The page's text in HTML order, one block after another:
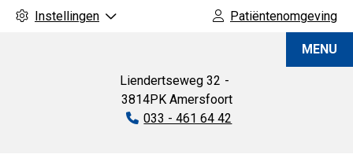
Instellingen Patiëntenomgeving
Liendertseweg 32
3814PK Amersfoort
Tel:
033 - 461 64 42
MENU